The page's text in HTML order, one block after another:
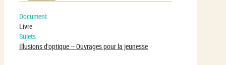
Document
Livre
Sujets
Illusions d'optique -- Ouvrages pour la jeunesse